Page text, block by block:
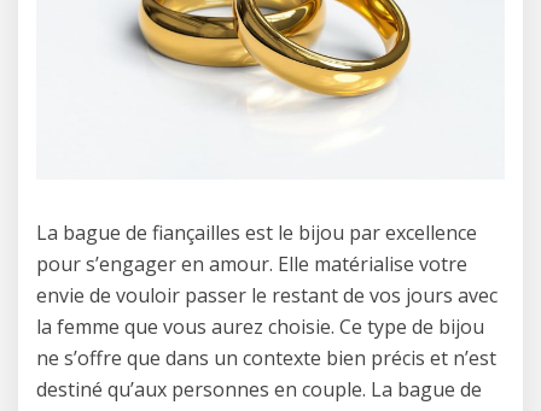
La bague de fiançailles est le bijou par excellence
pour s’engager en amour. Elle matérialise votre
envie de vouloir passer le restant de vos jours avec
la femme que vous aurez choisie. Ce type de bijou
ne s’offre que dans un contexte bien précis et n’est
destiné qu’aux personnes en couple. La bague de